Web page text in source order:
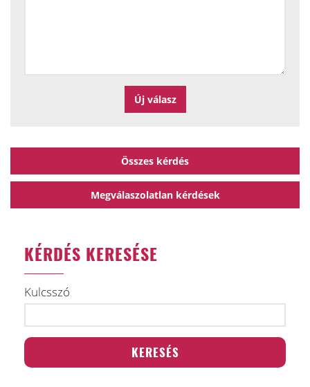
Összes kérdés
Megválaszolatlan kérdések
KÉRDÉS KERESÉSE
Kulcsszó